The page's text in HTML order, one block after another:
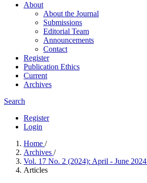
About
About the Journal
Submissions
Editorial Team
Announcements
Contact
Register
Publication Ethics
Current
Archives
Search
Register
Login
Home /
Archives /
Vol. 17 No. 2 (2024): April - June 2024
Articles